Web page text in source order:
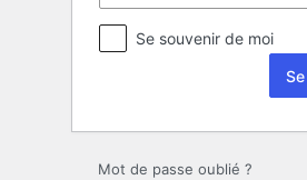
Se souvenir de moi
Mot de passe oublié ?